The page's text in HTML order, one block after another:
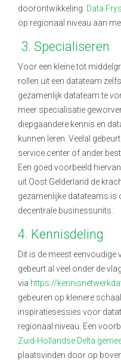
doorontwikkeling. Data
op regionaal niveau aan
3. Specialiseren
Voor een kleine tot
rollen uit een datateam
gezamenlijk datateam te
meer specialisatie
diepgaandere kennis en
kunnen leren. Veelal
service center of ander
Een goed voorbeeld
uit Oost Gelderland de
gezamenlijke datateams
decentrale businessunits.
4. Kennisdeling
Dit is de meest eenvoudige
gebeurt al veel onder de
via https://
gebeuren op kleinere
inspiratiesessies voor
regionaal niveau. Een
Zuid-Hollandse Delta
plaatsvinden door op